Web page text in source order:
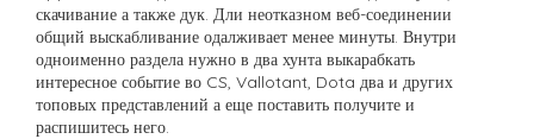
скачивание а также дук. Дли неотказном веб-соединении
общий выскабливание одалживает менее минуты. Внутри
одноименно раздела нужно в два хунта выкарабкать
интересное событие во CS, Vallotant, Dota два и других
топовых представлений а еще поставить получите и
распишитесь него.